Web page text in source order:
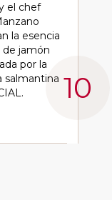
el chef
la esencia
de jamón
por la
salmantina